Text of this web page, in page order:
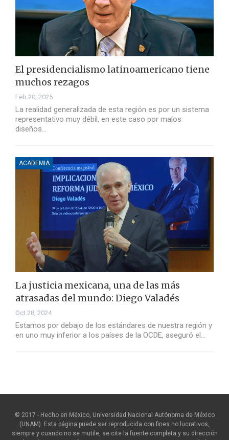
El presidencialismo latinoamericano tiene
muchos rezagos
Feb 20, 2025
La realidad generalizada de esta región es por un sistema
representativo muy débil, en este caso por malos
diseños…
ACADEMIA
La justicia mexicana, una de las más
atrasadas del mundo: Diego Valadés
Oct 28, 2024
Estamos por debajo de los estándares de nuestra región y
en uno muy inferior a los países de la OCDE, aseguró el…
© 2017 - Hecho en México, Universidad Nacional Autónoma de México
(UNAM). Esta página puede ser reproducida con fines no lucrativos,
siempre y cuando no se mutile, se cite la fuente completa y su dirección